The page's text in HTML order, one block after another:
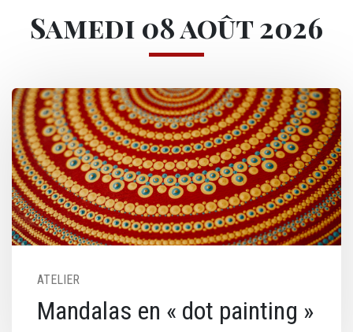
Samedi 08 août 2026
Image
ATELIER
Mandalas en « dot painting »